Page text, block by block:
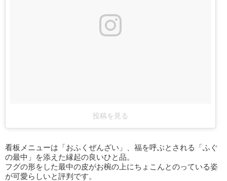
投稿を見る
看板メニューは「おふくぜんざい」、福を呼ぶとされる「ふぐ
の最中」を添えた縁起の良いひと品。
フグの形をした最中の皮がお椀の上にちょこんとのっている姿
が可愛らしいと評判です。